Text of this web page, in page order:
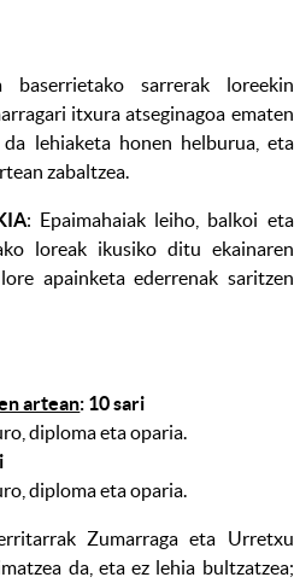
sarrerak loreekin
itxura atseginagoa ematen
lehiaketa honen helburua, eta
zabaltzea.
: Epaimahaiak leiho, balkoi eta
loreak ikusiko ditu ekainaren
apainketa ederrenak saritzen
artean: 10 sari
diploma eta oparia.
diploma eta oparia.
Zumarraga eta Urretxu
da, eta ez lehia bultzatzea;